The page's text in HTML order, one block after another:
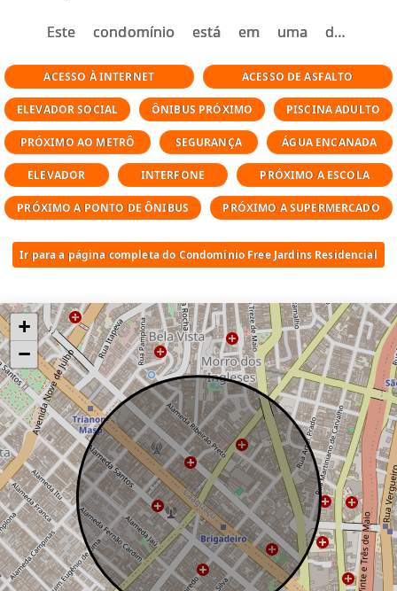
Este condomínio está em uma das
poucos passos da Avenida Paulista, Metrô
Trianon Masp, Shopping Cidade São Paulo,
supermercados, restaurantes renomados,
cafés charmosos e toda a infraestrutura
que torna o bairro um dos mais valorizados
e buscados da cidade.
Aqui, você encontra o equilíbrio perfeito
entre praticidade urbana e um ambiente
residencial acolhedor. Ideal para quem
deslocamento, além da proximidade com
polos corporativos, hospitais de referência
e centros culturais como o MASP e a FGV.
ACESSO À INTERNET ACESSO DE ASFALTO
ELEVADOR SOCIAL ÔNIBUS PRÓXIMO PISCINA ADULTO
PRÓXIMO AO METRÔ SEGURANÇA ÁGUA ENCANADA
ELEVADOR INTERFONE PRÓXIMO A ESCOLA
PRÓXIMO A PONTO DE ÔNIBUS PRÓXIMO A SUPERMERCADO
Ir para a página completa do Condomínio Free Jardins Residencial
+
−